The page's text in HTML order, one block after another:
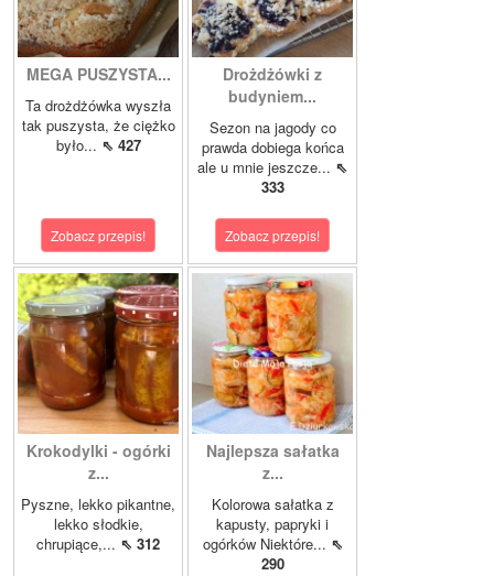
MEGA PUSZYSTA...
Ta drożdżówka wyszła
tak puszysta, że ciężko
było... ⇖ 427
Zobacz przepis!
Drożdżówki z
budyniem...
Sezon na jagody co
prawda dobiega końca
ale u mnie jeszcze... ⇖
333
Zobacz przepis!
Krokodylki - ogórki
z...
Pyszne, lekko pikantne,
lekko słodkie,
chrupiące,... ⇖ 312
Najlepsza sałatka
z...
Kolorowa sałatka z
kapusty, papryki i
ogórków Niektóre... ⇖
290